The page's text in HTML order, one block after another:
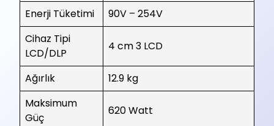
Enerji Tüketimi
90V – 254V
Cihaz Tipi
LCD/DLP
4 cm 3 LCD
Ağırlık
12.9 kg
Maksimum
Güç
620 Watt